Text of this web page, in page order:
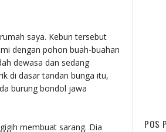
saya. Kebun tersebut
dengan pohon buah-buahan
dewasa dan sedang
di dasar tandan bunga itu,
burung bondol jawa
membuat sarang. Dia
POS